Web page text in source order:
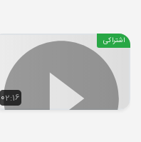
02:16
اشتراکی